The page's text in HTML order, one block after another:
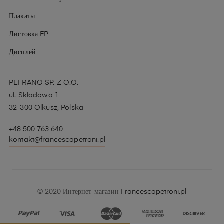
Плакаты
Листовка FP
Дисплей
PEFRANO SP. Z O.O.
ul. Składowa 1
32-300 Olkusz, Polska
+48 500 763 640
kontakt@francescopetroni.pl
© 2020 Интернет-магазин Francescopetroni.pl